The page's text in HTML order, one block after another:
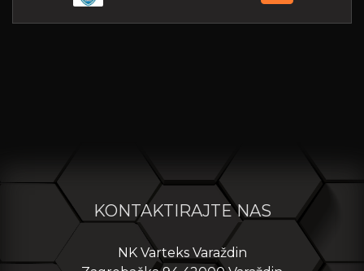
KONTAKTIRAJTE NAS
NK Varteks Varaždin